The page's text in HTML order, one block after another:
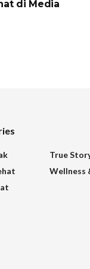
di Media
True
Wellness